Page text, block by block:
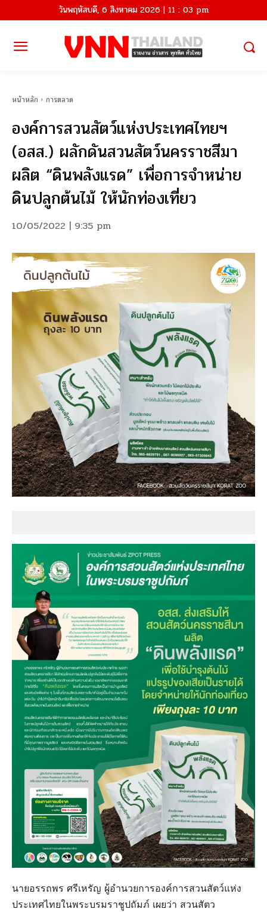
วันพฤหัสบดี, 6 สิงหาคม 2026 | 11 : 03 pm
หน้าหลัก การตลาด
องค์การสวนสัตว์แห่งประเทศไทยฯ
(อสส.) ผลักดันสวนสัตว์นครราชสีมา
ผลิต “ดินพลังแรด” เพื่อการจำหน่าย
ดินปลูกต้นไม้ ให้นักท่องเที่ยว
10/05/2022 | 9:35 pm
นายอรรถพร ศรีเหรัญ ผู้อำนวยการองค์การสวนสัตว์แห่ง
ประเทศไทยในพระบรมราชูปถัมภ์ เผยว่า สวนสัตว